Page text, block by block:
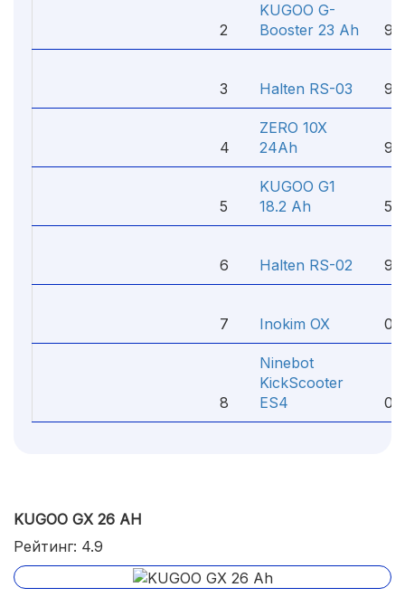
2
KUGOO G-
Booster 23 Ah
3 Halten RS-03
4
ZERO 10X
24Ah
5
KUGOO G1
18.2 Ah
6 Halten RS-02
7 Inokim OX
8
Ninebot
KickScooter
ES4
KUGOO GX 26 AH
Рейтинг: 4.9